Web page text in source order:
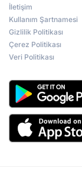
İletişim
Kullanım Şartnamesi
Gizlilik Politikası
Çerez Politikası
Veri Politikası